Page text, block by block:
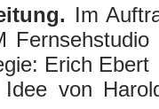
Im
Erich Ebert
von